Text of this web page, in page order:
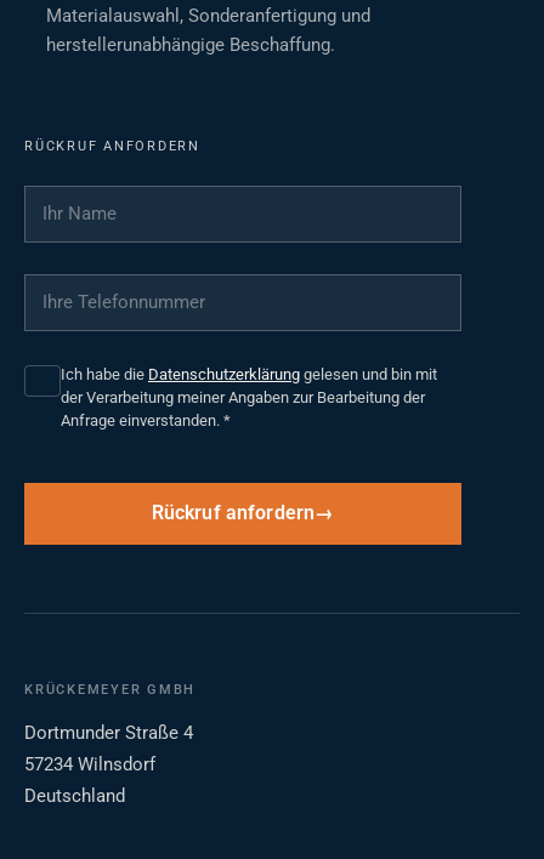
Materialauswahl, Sonderanfertigung und
herstellerunabhängige Beschaffung.
RÜCKRUF ANFORDERN
Ihr Name
Ihre Telefonnummer
Ich habe die Datenschutzerklärung gelesen und bin mit
der Verarbeitung meiner Angaben zur Bearbeitung der
Anfrage einverstanden. *
Rückruf anfordern
KRÜCKEMEYER GMBH
Dortmunder Straße 4
57234 Wilnsdorf
Deutschland